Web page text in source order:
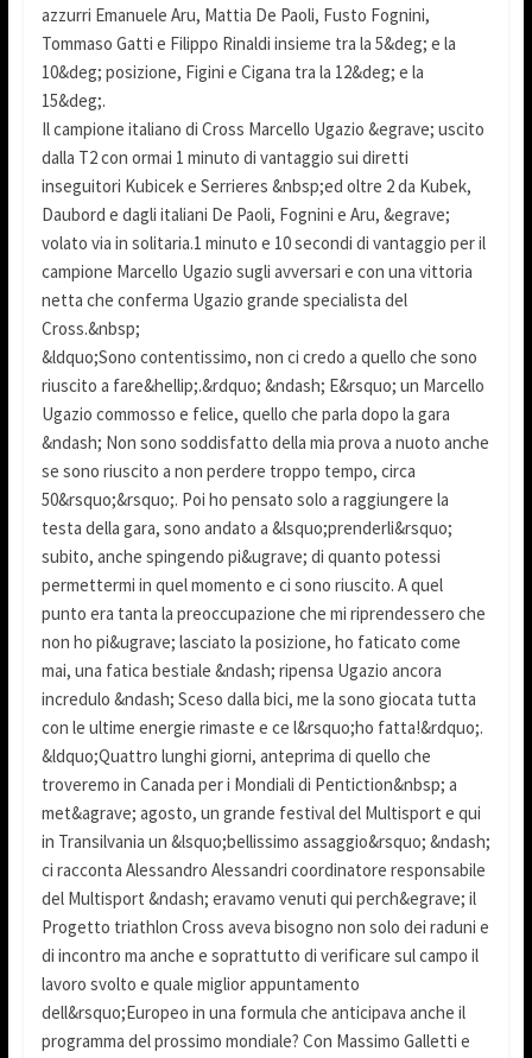
azzurri Emanuele Aru, Mattia De Paoli, Fusto Fognini,
Tommaso Gatti e Filippo Rinaldi insieme tra la 5&deg; e la
10&deg; posizione, Figini e Cigana tra la 12&deg; e la
15&deg;.
Il campione italiano di Cross Marcello Ugazio &egrave; uscito
dalla T2 con ormai 1 minuto di vantaggio sui diretti
inseguitori Kubicek e Serrieres &nbsp;ed oltre 2 da Kubek,
Daubord e dagli italiani De Paoli, Fognini e Aru, &egrave;
volato via in solitaria.1 minuto e 10 secondi di vantaggio per il
campione Marcello Ugazio sugli avversari e con una vittoria
netta che conferma Ugazio grande specialista del
Cross.&nbsp;
&ldquo;Sono contentissimo, non ci credo a quello che sono
riuscito a fare&hellip;.&rdquo; &ndash; E&rsquo; un Marcello
Ugazio commosso e felice, quello che parla dopo la gara
&ndash; Non sono soddisfatto della mia prova a nuoto anche
se sono riuscito a non perdere troppo tempo, circa
50&rsquo;&rsquo;. Poi ho pensato solo a raggiungere la
testa della gara, sono andato a &lsquo;prenderli&rsquo;
subito, anche spingendo pi&ugrave; di quanto potessi
permettermi in quel momento e ci sono riuscito. A quel
punto era tanta la preoccupazione che mi riprendessero che
non ho pi&ugrave; lasciato la posizione, ho faticato come
mai, una fatica bestiale &ndash; ripensa Ugazio ancora
incredulo &ndash; Sceso dalla bici, me la sono giocata tutta
con le ultime energie rimaste e ce l&rsquo;ho fatta!&rdquo;.
&ldquo;Quattro lunghi giorni, anteprima di quello che
troveremo in Canada per i Mondiali di Pentiction&nbsp; a
met&agrave; agosto, un grande festival del Multisport e qui
in Transilvania un &lsquo;bellissimo assaggio&rsquo; &ndash;
ci racconta Alessandro Alessandri coordinatore responsabile
del Multisport &ndash; eravamo venuti qui perch&egrave; il
Progetto triathlon Cross aveva bisogno non solo dei raduni e
di incontro ma anche e soprattutto di verificare sul campo il
lavoro svolto e quale miglior appuntamento
dell&rsquo;Europeo in una formula che anticipava anche il
programma del prossimo mondiale? Con Massimo Galletti e